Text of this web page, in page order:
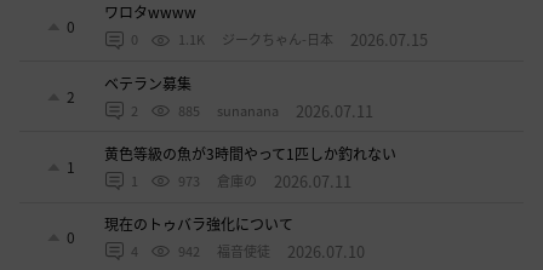
0
ワロタwwww
0 1.1K ジークちゃん-日本 2026.07.15
2
ベテラン募集
2 885 sunanana 2026.07.11
1
黄色等級の魚が3時間やって1匹しか釣れない
1 973 倉庫の 2026.07.11
0
現在のトゥバラ強化について
4 942 福音使徒 2026.07.10